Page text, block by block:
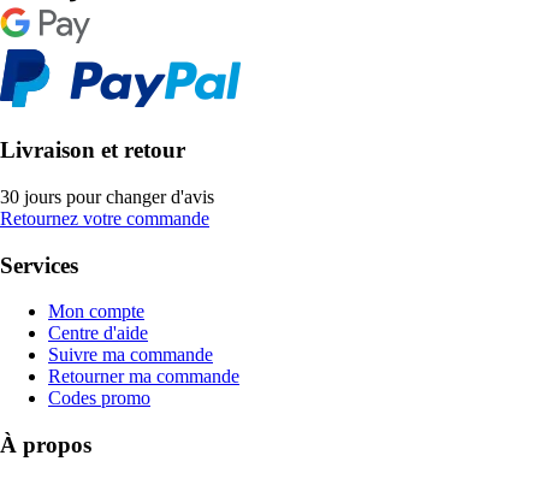
Livraison et retour
30 jours pour changer d'avis
Retournez votre commande
Services
Mon compte
Centre d'aide
Suivre ma commande
Retourner ma commande
Codes promo
À propos